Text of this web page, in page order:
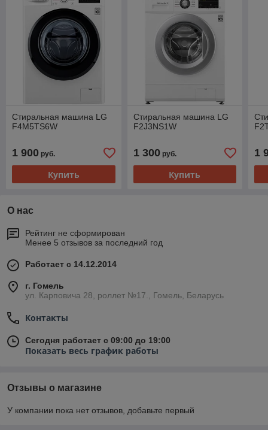
Стиральная машина LG
F4M5TS6W
1 900 руб.
Купить
Стиральная машина LG
F2J3NS1W
1 300руб.
Купить
1
О нас
Рейтинг не сформирован
Менее 5 отзывов за последний год
Работает с 14.12.2014
г. Гомель
ул. Карповича 28, роллет №17., Гомель, Беларусь
Контакты
Сегодня работает с 09:00 до 19:00
Показать весь график работы
Отзывы о магазине
У компании пока нет отзывов, добавьте первый